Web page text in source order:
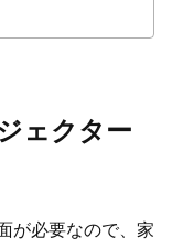
ェクター
が必要なので、家